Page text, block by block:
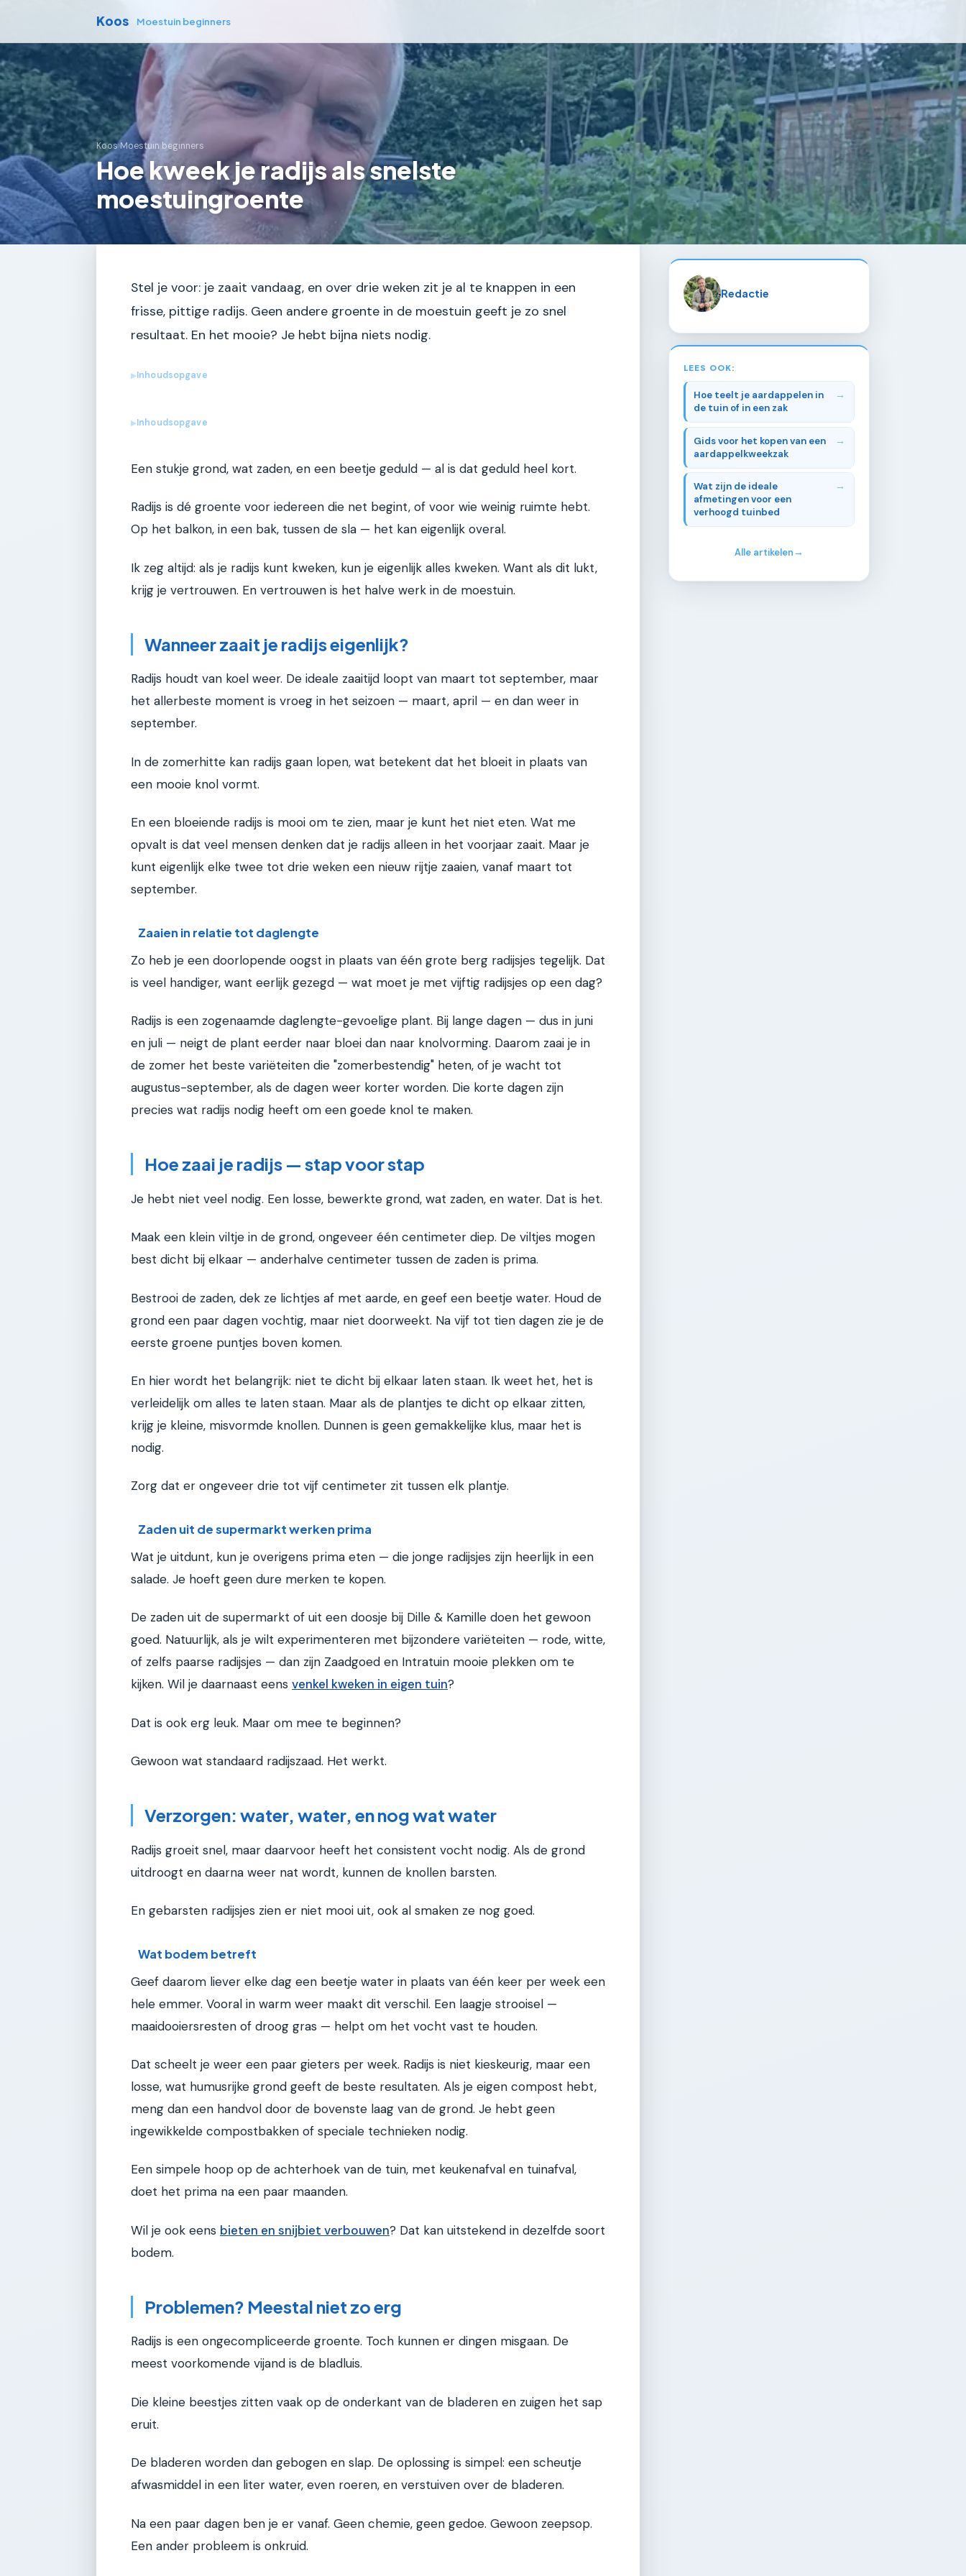
Koos Moestuin beginners
Koos›Moestuin beginners
Hoe kweek je radijs als snelste
moestuingroente
Stel je voor: je zaait vandaag, en over drie weken zit je al te knappen in een
frisse, pittige radijs. Geen andere groente in de moestuin geeft je zo snel
resultaat. En het mooie? Je hebt bijna niets nodig.
▶Inhoudsopgave
▶Inhoudsopgave
Een stukje grond, wat zaden, en een beetje geduld — al is dat geduld heel kort.
Radijs is dé groente voor iedereen die net begint, of voor wie weinig ruimte hebt.
Op het balkon, in een bak, tussen de sla — het kan eigenlijk overal.
Ik zeg altijd: als je radijs kunt kweken, kun je eigenlijk alles kweken. Want als dit lukt,
krijg je vertrouwen. En vertrouwen is het halve werk in de moestuin.
Wanneer zaait je radijs eigenlijk?
Radijs houdt van koel weer. De ideale zaaitijd loopt van maart tot september, maar
het allerbeste moment is vroeg in het seizoen — maart, april — en dan weer in
september.
In de zomerhitte kan radijs gaan lopen, wat betekent dat het bloeit in plaats van
een mooie knol vormt.
En een bloeiende radijs is mooi om te zien, maar je kunt het niet eten. Wat me
opvalt is dat veel mensen denken dat je radijs alleen in het voorjaar zaait. Maar je
kunt eigenlijk elke twee tot drie weken een nieuw rijtje zaaien, vanaf maart tot
september.
Zaaien in relatie tot daglengte
Zo heb je een doorlopende oogst in plaats van één grote berg radijsjes tegelijk. Dat
is veel handiger, want eerlijk gezegd — wat moet je met vijftig radijsjes op een dag?
Radijs is een zogenaamde daglengte-gevoelige plant. Bij lange dagen — dus in juni
en juli — neigt de plant eerder naar bloei dan naar knolvorming. Daarom zaai je in
de zomer het beste variëteiten die "zomerbestendig" heten, of je wacht tot
augustus-september, als de dagen weer korter worden. Die korte dagen zijn
precies wat radijs nodig heeft om een goede knol te maken.
Hoe zaai je radijs — stap voor stap
Je hebt niet veel nodig. Een losse, bewerkte grond, wat zaden, en water. Dat is het.
Maak een klein viltje in de grond, ongeveer één centimeter diep. De viltjes mogen
best dicht bij elkaar — anderhalve centimeter tussen de zaden is prima.
Bestrooi de zaden, dek ze lichtjes af met aarde, en geef een beetje water. Houd de
grond een paar dagen vochtig, maar niet doorweekt. Na vijf tot tien dagen zie je de
eerste groene puntjes boven komen.
En hier wordt het belangrijk: niet te dicht bij elkaar laten staan. Ik weet het, het is
verleidelijk om alles te laten staan. Maar als de plantjes te dicht op elkaar zitten,
krijg je kleine, misvormde knollen. Dunnen is geen gemakkelijke klus, maar het is
nodig.
Zorg dat er ongeveer drie tot vijf centimeter zit tussen elk plantje.
Zaden uit de supermarkt werken prima
Wat je uitdunt, kun je overigens prima eten — die jonge radijsjes zijn heerlijk in een
salade. Je hoeft geen dure merken te kopen.
De zaden uit de supermarkt of uit een doosje bij Dille & Kamille doen het gewoon
goed. Natuurlijk, als je wilt experimenteren met bijzondere variëteiten — rode, witte,
of zelfs paarse radijsjes — dan zijn Zaadgoed en Intratuin mooie plekken om te
kijken. Wil je daarnaast eens venkel kweken in eigen tuin?
Dat is ook erg leuk. Maar om mee te beginnen?
Gewoon wat standaard radijszaad. Het werkt.
Verzorgen: water, water, en nog wat water
Radijs groeit snel, maar daarvoor heeft het consistent vocht nodig. Als de grond
uitdroogt en daarna weer nat wordt, kunnen de knollen barsten.
En gebarsten radijsjes zien er niet mooi uit, ook al smaken ze nog goed.
Wat bodem betreft
Geef daarom liever elke dag een beetje water in plaats van één keer per week een
hele emmer. Vooral in warm weer maakt dit verschil. Een laagje strooisel —
maaidooiersresten of droog gras — helpt om het vocht vast te houden.
Dat scheelt je weer een paar gieters per week. Radijs is niet kieskeurig, maar een
losse, wat humusrijke grond geeft de beste resultaten. Als je eigen compost hebt,
meng dan een handvol door de bovenste laag van de grond. Je hebt geen
ingewikkelde compostbakken of speciale technieken nodig.
Een simpele hoop op de achterhoek van de tuin, met keukenafval en tuinafval,
doet het prima na een paar maanden.
Wil je ook eens bieten en snijbiet verbouwen? Dat kan uitstekend in dezelfde soort
bodem.
Problemen? Meestal niet zo erg
Radijs is een ongecompliceerde groente. Toch kunnen er dingen misgaan. De
meest voorkomende vijand is de bladluis.
Die kleine beestjes zitten vaak op de onderkant van de bladeren en zuigen het sap
eruit.
De bladeren worden dan gebogen en slap. De oplossing is simpel: een scheutje
afwasmiddel in een liter water, even roeren, en verstuiven over de bladeren.
Na een paar dagen ben je er vanaf. Geen chemie, geen gedoe. Gewoon zeepsop.
Een ander probleem is onkruid.
Redactie
LEES OOK:
Hoe teelt je aardappelen in
de tuin of in een zak
Gids voor het kopen van een
aardappelkweekzak
Wat zijn de ideale
afmetingen voor een
verhoogd tuinbed
Alle artikelen